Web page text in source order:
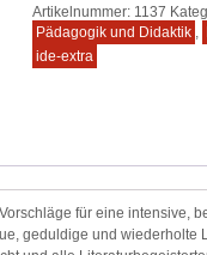
Artikelnummer: 1137
Pädagogik und Didaktik
ide-extra
für eine intensive,
geduldige und wiederholte